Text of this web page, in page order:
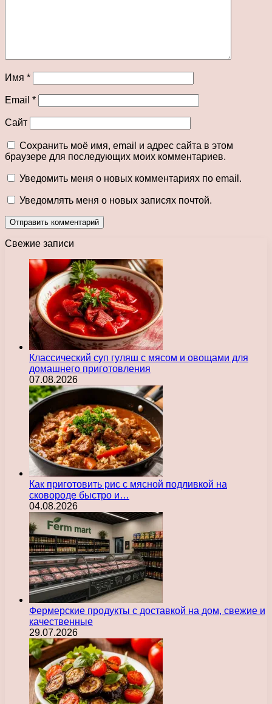
Имя *
Email *
Сайт
Сохранить моё имя, email и адрес сайта в этом
браузере для последующих моих комментариев.
Уведомить меня о новых комментариях по email.
Уведомлять меня о новых записях почтой.
Свежие записи
Классический суп гуляш с мясом и овощами для
домашнего приготовления
07.08.2026
Как приготовить рис с мясной подливкой на
сковороде быстро и…
04.08.2026
Фермерские продукты с доставкой на дом, свежие и
качественные
29.07.2026